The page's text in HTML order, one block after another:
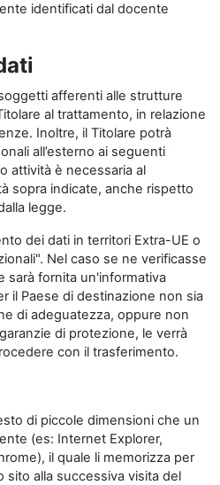
identificati dal docente
afferenti alle strutture
al trattamento, in relazione
Inoltre, il Titolare potrà
all’esterno ai seguenti
attività è necessaria al
sopra indicate, anche rispetto
legge.
dei dati in territori Extra-UE o
Nel caso se ne verificasse
sarà fornita un'informativa
il Paese di destinazione non sia
di adeguatezza, oppure non
di protezione, le verrà
con il trasferimento.
di piccole dimensioni che un
(es: Internet Explorer,
il quale li memorizza per
sito alla successiva visita del